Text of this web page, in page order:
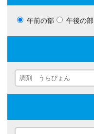
午前の部 午後の部